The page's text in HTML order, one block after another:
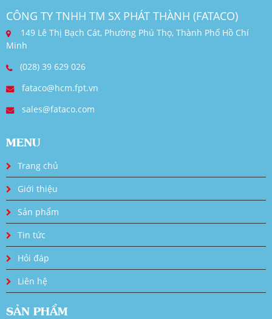
CÔNG TY TNHH TM SX PHÁT THÀNH (FATACO)
149 Lê Thị Bạch Cát, Phường Phú Thọ, Thành Phố Hồ Chí
Minh
(028) 39 629 026
fataco@hcm.fpt.vn
sales@fataco.com
MENU
Trang chủ
Giới thiệu
Sản phẩm
Tin tức
Hỏi đáp
Liên hệ
SẢN PHẨM